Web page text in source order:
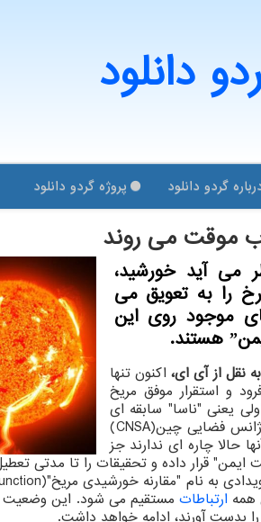
دانلود
گردو دانلود پروژه گردو دانلود
موقت می روند
می آید خورشید،
را به تعویق می
موجود روی این
نقل از آی ای، اکنون تنها
و استقرار موفق مریخ
یعنی "ناسا" سابقه ای
طولانی در این امر دارد و دومی یعنی آژانس فضایی چین(CNSA)
حالا چاره ای ندارند جز
قرار داده و تحقیقات را تا مدتی
همه ارتباطات مستقیم می شود. این وضعیت
بدست آورند، ادامه خواهد داشت.